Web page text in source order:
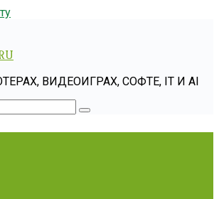
ВИДЕОИГРАХ, СОФТЕ, IT И AI